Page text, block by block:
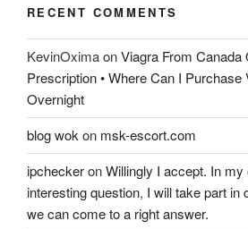
RECENT COMMENTS
KevinOximaonViagra From Canada
Prescription • Where Can I Purchase
Overnight
blog wokon msk-escort.com
ipcheckeronWillingly I accept. In my
interesting question, I will take part in
we can come to a right answer.